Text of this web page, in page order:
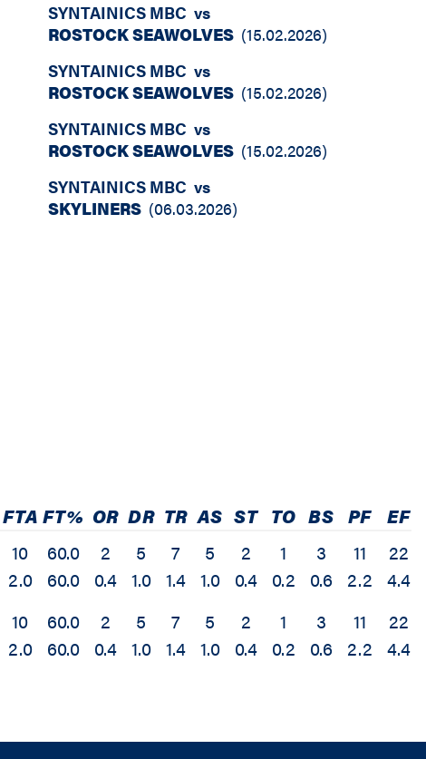
SYNTAINICS MBC vs
ROSTOCK SEAWOLVES (15.02.2026)
SYNTAINICS MBC vs
ROSTOCK SEAWOLVES (15.02.2026)
SYNTAINICS MBC vs
ROSTOCK SEAWOLVES (15.02.2026)
SYNTAINICS MBC vs
SKYLINERS (06.03.2026)
FTA FT% OR DR TR AS ST TO BS PF
EF
10
2.0
60.0
60.0
2
0.4
5
1.0
7
1.4
5
1.0
2
0.4
1
0.2
3
0.6
11
2.2
22
4.4
10
2.0
60.0
60.0
2
0.4
5
1.0
7
1.4
5
1.0
2
0.4
1
0.2
3
0.6
11
2.2
22
4.4